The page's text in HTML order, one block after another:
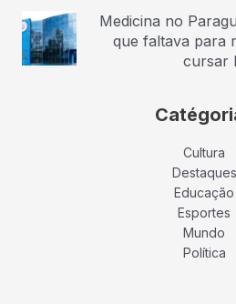
Medicina no
que faltava para
cursar
Cultura
Destaques
Educação
Esportes
Mundo
Política